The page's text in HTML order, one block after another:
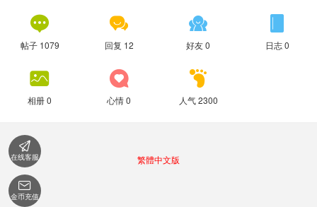

帖子 1079

回复 12

好友 0

日志 0

相册 0

心情 0

人气 2300
繁體中文版

在线客服

金币充值